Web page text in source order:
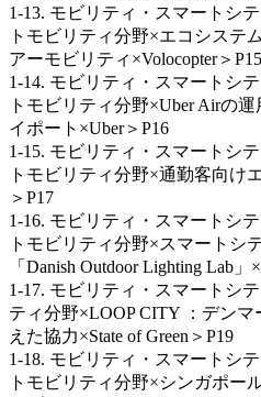
1-13. モビリティ・スマートシ
トモビリティ分野×エコシステ
アーモビリティ×Volocopter＞P15
1-14. モビリティ・スマートシ
トモビリティ分野×Uber Airの
イポート×Uber＞P16
1-15. モビリティ・スマートシ
トモビリティ分野×通勤客向け
＞P17
1-16. モビリティ・スマートシ
トモビリティ分野×スマートシ
「Danish Outdoor Lighting Lab」
1-17. モビリティ・スマートシ
ティ分野×LOOP CITY ：デン
えた協力×State of Green＞P19
1-18. モビリティ・スマートシ
トモビリティ分野×シンガポー